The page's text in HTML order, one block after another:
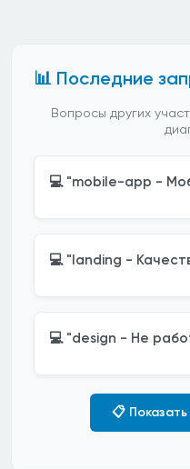
📊 Последние
Вопросы других
💻 "mobile-app -
💻 "landing -
💻 "design - Не
📋